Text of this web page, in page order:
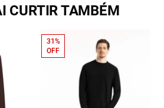
CURTIR TAMBÉM
31%
OFF